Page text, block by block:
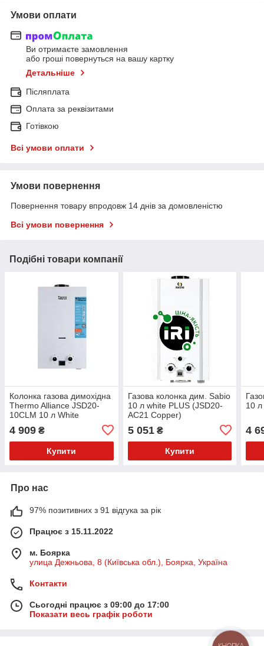
Умови оплати
Ви отримаєте замовлення
або гроші повернуться на вашу картку
Детальніше
Післяплата
Оплата за реквізитами
Готівкою
Всі умови оплати
Умови повернення
Повернення товару впродовж 14 днів за домовленістю
Всі умови повернення
Подібні товари компанії
Колонка газова димохідна
Thermo Alliance JSD20-
10CLM 10 л White
4 909 ₴
Купити
Газова колонка дим. Sabio
10 л white PLUS (JSD20-
AC21 Copper)
5 051₴
Купити
10
4
Про нас
97% позитивних з 91 відгука за рік
Працює з 15.11.2022
м. Боярка
улица Дежньова, 8 (Київська обл.), Боярка, Україна
Контакти
Сьогодні працює з 09:00 до 17:00
Показати весь графік роботи